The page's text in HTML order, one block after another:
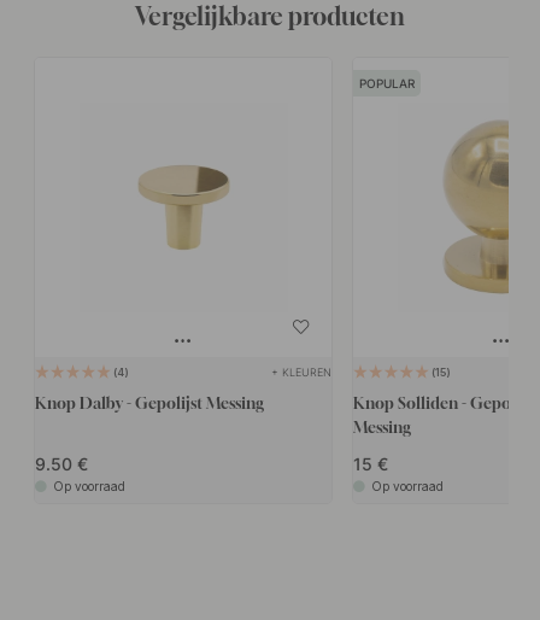
Vergelijkbare producten
4 + KLEUREN
Knop Dalby - Gepolijst Messing
9.50
Op voorraad
POPULAR
15
Knop Solliden -
Messing
15
Op voorraad